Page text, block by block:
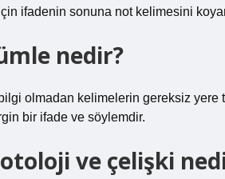
ifadenin sonuna not kelimesini
nedir?
olmadan kelimelerin gereksiz yere
bir ifade ve söylemdir.
ve çelişki